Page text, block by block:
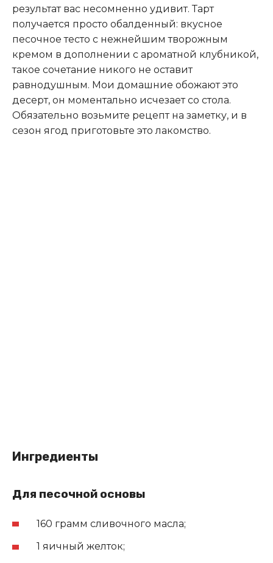
результат вас несомненно удивит. Тарт
получается просто обалденный: вкусное
песочное тесто с нежнейшим творожным
кремом в дополнении с ароматной клубникой,
такое сочетание никого не оставит
равнодушным. Мои домашние обожают это
десерт, он моментально исчезает со стола.
Обязательно возьмите рецепт на заметку, и в
сезон ягод приготовьте это лакомство.
Ингредиенты
Для песочной основы
160 грамм сливочного масла;
1 яичный желток;